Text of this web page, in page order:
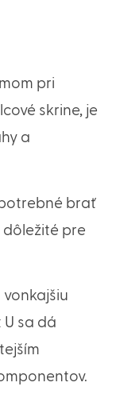
pri
skrine, je
a
brať
dôležité pre
vonkajšiu
sa dá